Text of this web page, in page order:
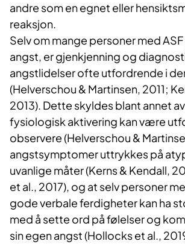
andre som en egnet eller
reaksjon.
Selv om mange personer med
angst, er gjenkjenning og
angstlidelser ofte utfordrende i
(Helverschou & Martinsen, 2011;
2013). Dette skyldes blant annet
fysiologisk aktivering kan være
observere (Helverschou &
angstsymptomer uttrykkes på
uvanlige måter (Kerns & Kendall,
et al., 2017), og at selv personer
gode verbale ferdigheter kan ha
med å sette ord på følelser og
sin egen angst (Hollocks et al.,